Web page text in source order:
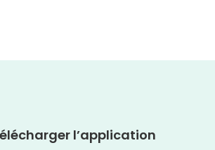
l’application